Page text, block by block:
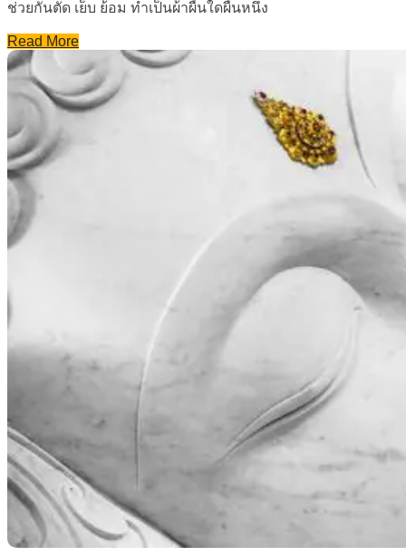
ช่วยกันตัด เย็บ ย้อม ทำเป็นผ้าผืนใดผืนหนึ่ง
Read More